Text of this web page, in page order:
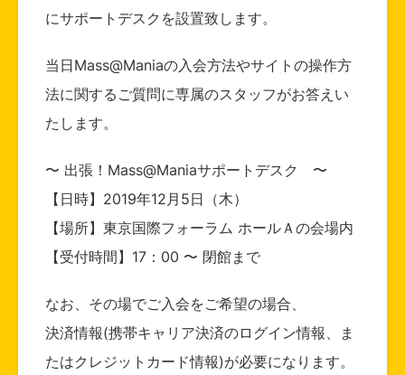
にサポートデスクを設置致します。
当日Mass@Maniaの入会方法やサイトの操作方
法に関するご質問に専属のスタッフがお答えい
たします。
〜 出張！Mass@Maniaサポートデスク 〜
【日時】2019年12月5日（木）
【場所】東京国際フォーラム ホールＡの会場内
【受付時間】17：00 〜 閉館まで
なお、その場でご入会をご希望の場合、
決済情報(携帯キャリア決済のログイン情報、ま
たはクレジットカード情報)が必要になります。